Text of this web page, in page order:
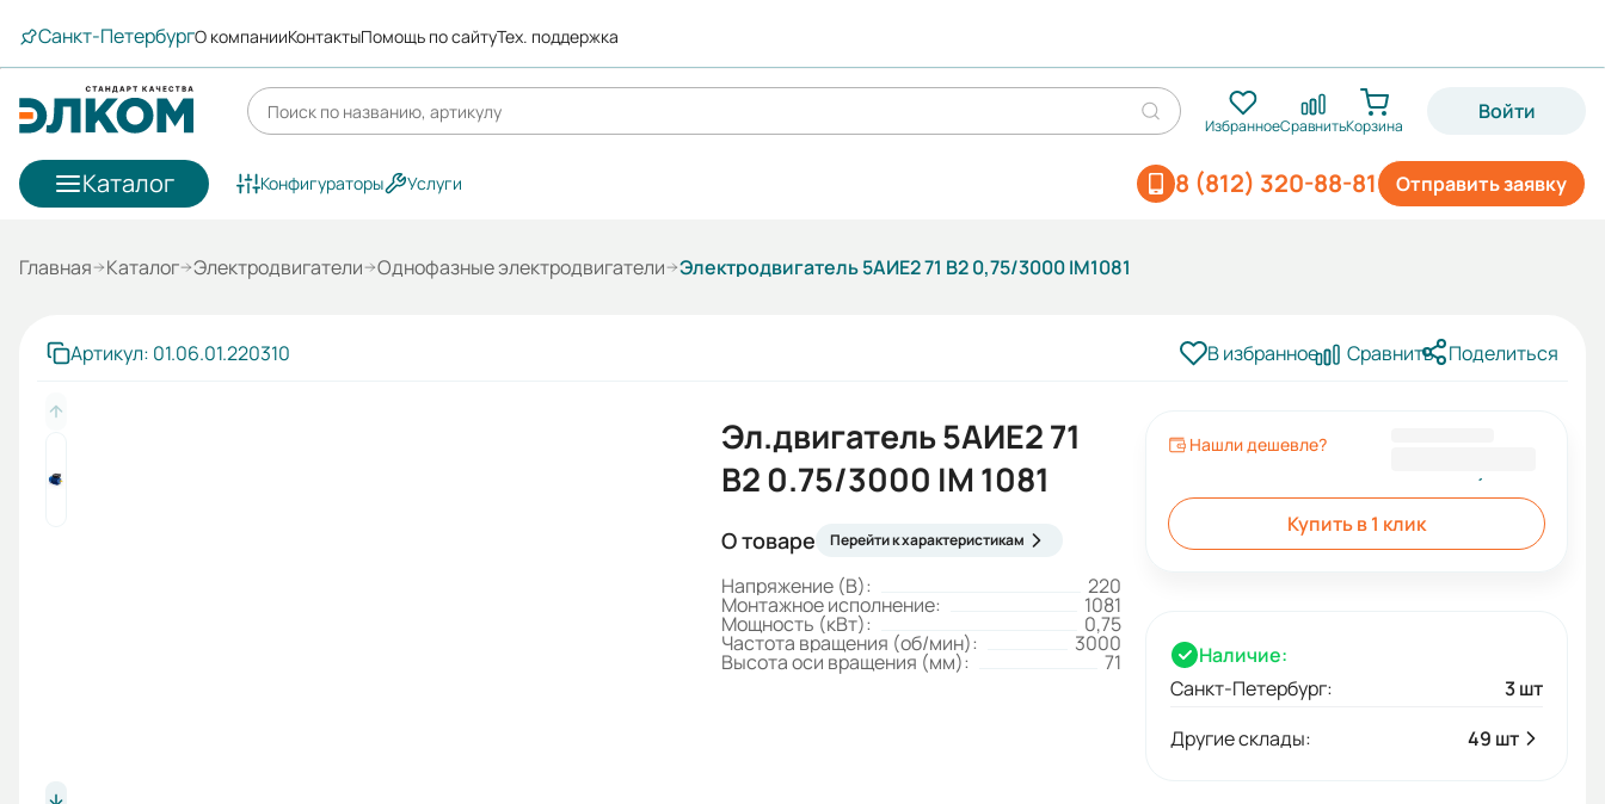
Санкт-ПетербургО компанииКонтактыПомощь по сайтуТех. поддержка
ИзбранноеСравнитьКорзина
Войти
Каталог Отправить заявку
8 (812) 320-88-81
Конфигураторы Услуги
Главная Каталог Электродвигатели Однофазные электродвигатели Электродвигатель 5АИЕ2 71 В2 0,75/3000 IM1081
Артикул: 01.06.01.220310 В избранное Сравнить Поделиться
Эл.двигатель 5АИЕ2 71
В2 0.75/3000 IM 1081
О товаре Перейти к характеристикам
Напряжение (В): 220
Монтажное исполнение: 1081
Мощность (кВт): 0,75
Частота вращения (об/мин): 3000
Высота оси вращения (мм): 71
Нашли дешевле?
Купить в 1 клик
Наличие:
Санкт-Петербург:
3 шт
Другие склады:
49 шт